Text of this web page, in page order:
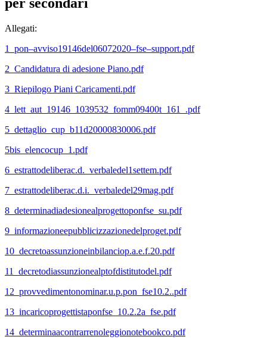
Allegati:
1_pon–avviso19146del06072020–fse–support.pdf
2_Candidatura di adesione Piano.pdf
3_Riepilogo Piani Caricamenti.pdf
4_lett_aut_19146_1039532_fomm09400t_161_.pdf
5_dettaglio_cup_b11d20000830006.pdf
5bis_elencocup_1.pdf
6_estrattodeliberac.d._verbaledel1settem.pdf
7_estrattodeliberac.d.i._verbaledel29mag.pdf
8_determinadiadesionealprogettoponfse_su.pdf
9_informazioneepubblicizzazionedelproget.pdf
10_decretoassunzioneinbilanciop.a.e.f.20.pdf
11_decretodiassunzionealptofdistitutodel.pdf
12_provvedimentonominar.u.p.pon_fse10.2..pdf
13_incaricoprogettistaponfse_10.2.2a_fse.pdf
14_determinaacontrarrenoleggionotebookco.pdf